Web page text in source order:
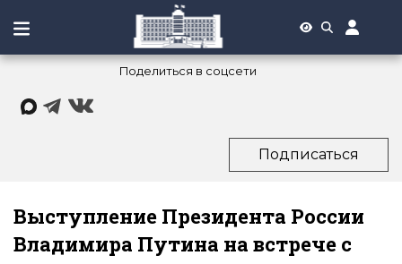
Поделиться в соцсети
Подписаться
Выступление Президента России
Владимира Путина на встрече с